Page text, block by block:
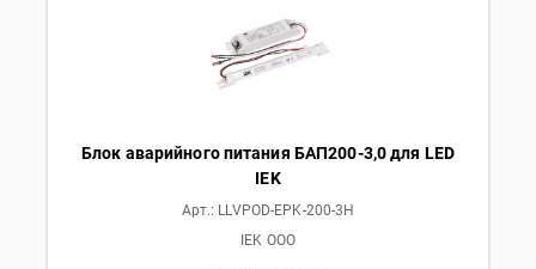
Блок аварийного питания БАП200-3,0 для LED
IEK
Арт.: LLVPOD-EPK-200-3H
IEK OOO